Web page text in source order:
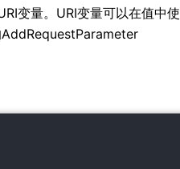
变量。URI变量可以在值中使
AddRequestParameter